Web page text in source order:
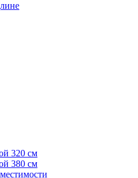
320 см
380 см